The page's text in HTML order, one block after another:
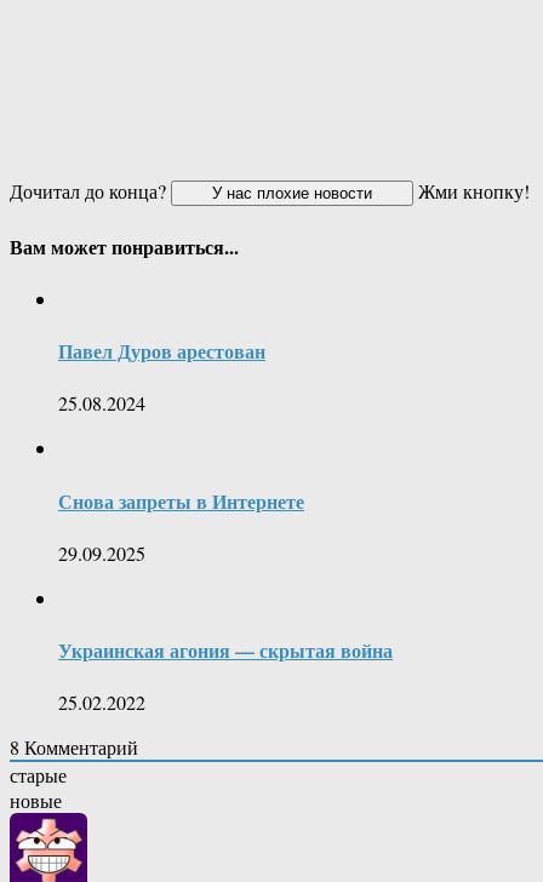
Дочитал до конца? Жми кнопку!
Вам может понравиться...
Павел Дуров арестован
25.08.2024
Снова запреты в Интернете
29.09.2025
Украинская агония — скрытая война
25.02.2022
8 Комментарий
старые
новые